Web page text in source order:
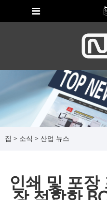
집 > 소식 > 산업 뉴스
인쇄 및 포